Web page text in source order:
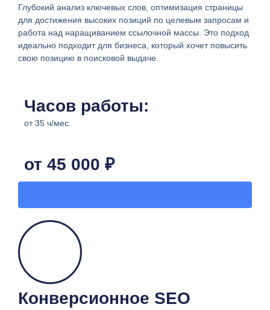
Глубокий анализ ключевых слов, оптимизация страницы
для достижения высоких позиций по целевым запросам и
работа над наращиванием ссылочной массы. Это подход
идеально подходит для бизнеса, который хочет повысить
свою позицию в поисковой выдаче.
Часов работы:
от 35 ч/мес.​
от 45 000 ₽
Конверсионное SEO